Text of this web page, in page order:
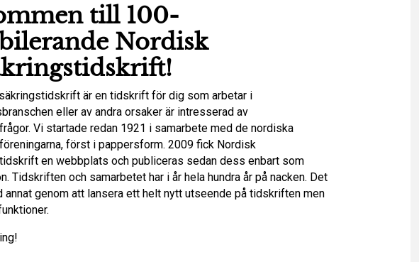
till 100-
Nordisk
är en tidskrift för dig som arbetar i
eller av andra orsaker är intresserad av
Vi startade redan 1921 i samarbete med de nordiska
först i pappersform. 2009 fick Nordisk
en webbplats och publiceras sedan dess enbart som
Tidskriften och samarbetet har i år hela hundra år på nacken. Det
annat genom att lansera ett helt nytt utseende på tidskriften men